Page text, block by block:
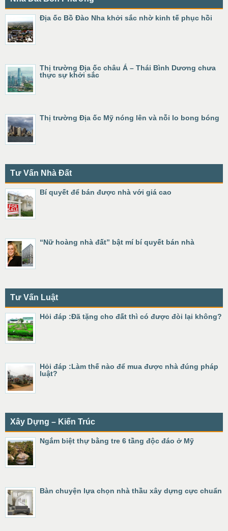
Địa ốc Bồ Đào Nha khởi sắc nhờ kinh tế phục hồi
Thị trường Địa ốc châu Á – Thái Bình Dương chưa
thực sự khởi sắc
Thị trường Địa ốc Mỹ nóng lên và nỗi lo bong bóng
Tư Vấn Nhà Đất
Bí quyết để bán được nhà với giá cao
“Nữ hoàng nhà đất” bật mí bí quyết bán nhà
Tư Vấn Luật
Hỏi đáp :Đã tặng cho đất thì có được đòi lại không?
Hỏi đáp :Làm thế nào để mua được nhà đúng pháp
luật?
Xây Dựng – Kiến Trúc
Ngắm biệt thự bằng tre 6 tầng độc đáo ở Mỹ
Bàn chuyện lựa chọn nhà thầu xây dựng cực chuẩn